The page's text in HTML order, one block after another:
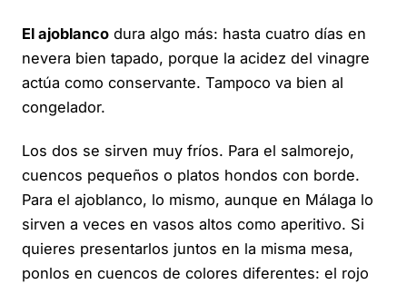
El ajoblanco dura algo más: hasta cuatro días en
nevera bien tapado, porque la acidez del vinagre
actúa como conservante. Tampoco va bien al
congelador.
Los dos se sirven muy fríos. Para el salmorejo,
cuencos pequeños o platos hondos con borde.
Para el ajoblanco, lo mismo, aunque en Málaga lo
sirven a veces en vasos altos como aperitivo. Si
quieres presentarlos juntos en la misma mesa,
ponlos en cuencos de colores diferentes: el rojo